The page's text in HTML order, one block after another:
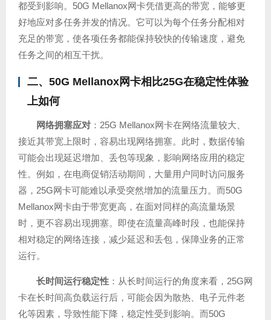
都受到影响。50G Mellanox网卡凭借更高的带宽，能够更
好地应对多任务并发的情况。它可以为每个任务分配相对
充足的带宽，使各项任务都能保持较快的传输速度，避免
任务之间的相互干扰。
二、50G Mellanox网卡相比25G在稳定性体验
上如何
网络拥塞应对 ：25G Mellanox网卡在网络流量较大、
接近其带宽上限时，容易出现网络拥塞。此时，数据传输
可能会出现延迟增加、丢包等现象，影响网络应用的稳定
性。例如，在电商促销活动期间，大量用户同时访问服务
器，25G网卡可能难以承受突然增加的流量压力。而50G
Mellanox网卡由于带宽更高，在面对同样的高流量场景
时，更不容易出现拥塞。即使在流量高峰时段，也能保持
相对稳定的网络连接，减少延迟和丢包，保障业务的正常
运行。
长时间运行稳定性 ：从长时间运行的角度来看，25G网
卡在长时间高负载运行后，可能会因为散热、电子元件老
化等因素，导致性能下降，稳定性受到影响。而50G